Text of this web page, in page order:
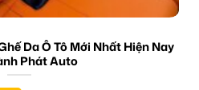
Da Ô Tô Mới Nhất Hiện Nay
Phát Auto